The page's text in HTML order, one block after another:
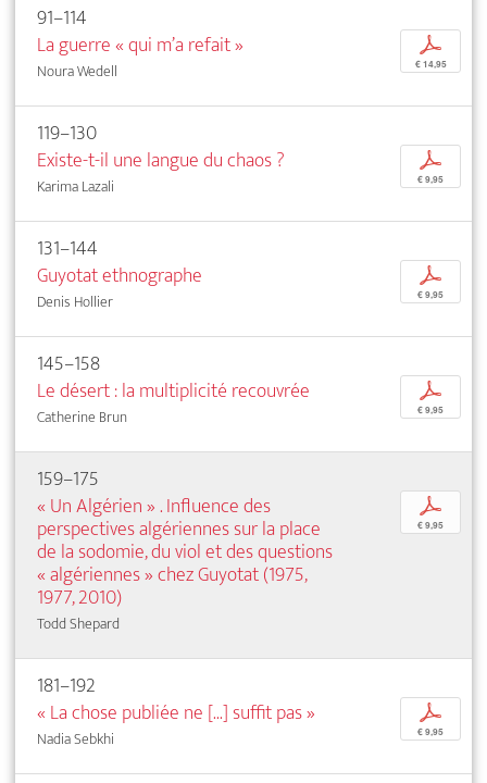
91–114
La guerre « qui m’a refait »
Noura Wedell
p
€ 14,95
119–130
Existe-t-il une langue du chaos ?
Karima Lazali
p
€ 9,95
131–144
Guyotat ethnographe
Denis Hollier
p
€ 9,95
145–158
Le désert : la multiplicité recouvrée
Catherine Brun
p
€ 9,95
159–175
« Un Algérien » . Influence des
perspectives algériennes sur la place
de la sodomie, du viol et des questions
« algériennes » chez Guyotat (1975,
1977, 2010)
Todd Shepard
p
€ 9,95
181–192
« La chose publiée ne [...] suffit pas »
Nadia Sebkhi
p
€ 9,95